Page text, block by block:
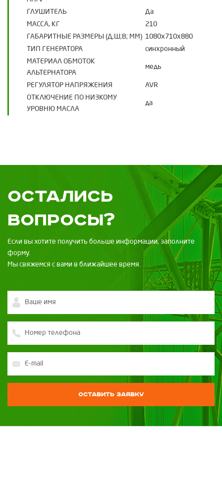
ГЛУШИТЕЛЬ
Да
МАССА, КГ
210
ГАБАРИТНЫЕ РАЗМЕРЫ (Д;Ш;В; ММ) 1080x710x880
ТИП ГЕНЕРАТОРА
синхронный
МАТЕРИАЛ ОБМОТОК
АЛЬТЕРНАТОРА
медь
РЕГУЛЯТОР НАПРЯЖЕНИЯ
AVR
ОТКЛЮЧЕНИЕ ПО НИЗКОМУ
УРОВНЮ МАСЛА
да
Остались
вопросы?
Если вы хотите получить больше информации, заполните
форму.
Мы свяжемся с вами в ближайшее время.
Оставить заявку